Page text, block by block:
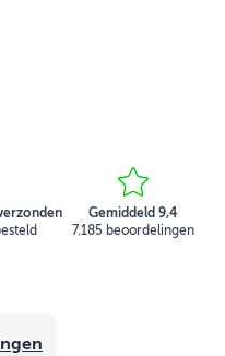
Gemiddeld 9,4
7.185 beoordelingen